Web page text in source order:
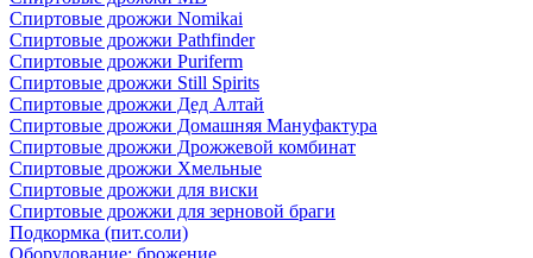
Спиртовые дрожжи Nomikai
Спиртовые дрожжи Pathfinder
Спиртовые дрожжи Puriferm
Спиртовые дрожжи Still Spirits
Спиртовые дрожжи Дед Алтай
Спиртовые дрожжи Домашняя Мануфактура
Спиртовые дрожжи Дрожжевой комбинат
Спиртовые дрожжи Хмельные
Спиртовые дрожжи для виски
Спиртовые дрожжи для зерновой браги
Подкормка (пит.соли)
Оборудование: брожение